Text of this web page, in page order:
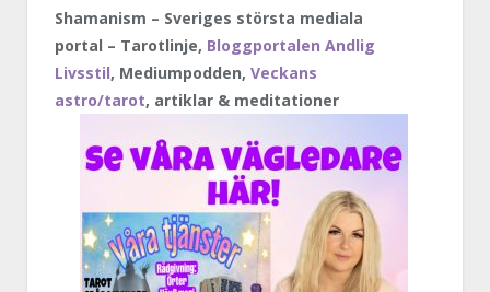
Shamanism – Sveriges största mediala
portal – Tarotlinje, Bloggportalen Andlig
Livsstil, Mediumpodden, Veckans
astro/tarot, artiklar & meditationer